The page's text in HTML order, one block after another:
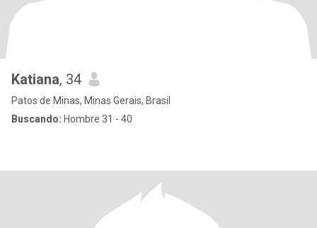
Katiana, 34
Patos de Minas, Minas Gerais, Brasil
Buscando: Hombre 31 - 40